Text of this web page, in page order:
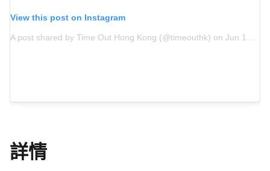
View this post on Instagram
A post shared by Time Out Hong Kong (@timeouthk) on Jun 10, 2020 at 6:10am PDT
詳情